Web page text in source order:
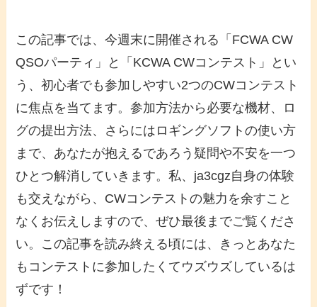
この記事では、今週末に開催される「 FCWA CW
QSOパーティ 」と「 KCWA CWコンテスト 」とい
う、初心者でも参加しやすい2つのCWコンテスト
に焦点を当てます。参加方法から 必要な機材、
ロ
グの提出方法、さらには ロギングソフトの使い方
まで、あなたが抱えるであろう疑問や不安を一つ
ひとつ解消していきます。私、ja3cgz自身の体験
も交えながら、 CWコンテストの魅力を余すこと
なくお伝えしますので、ぜひ最後までご覧くださ
い。この記事を読み終える頃には、きっとあなた
もコンテストに参加したくてウズウズしているは
ずです！